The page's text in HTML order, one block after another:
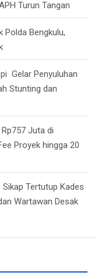
Turun Tangan
Polda Bengkulu,
Gelar Penyuluhan
Stunting dan
Juta di
Proyek hingga 20
Tertutup Kades
Wartawan Desak